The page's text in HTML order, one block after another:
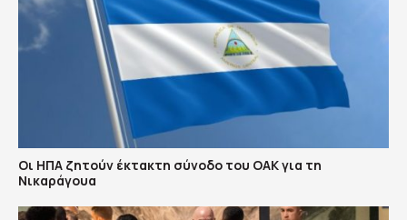
Οι ΗΠΑ ζητούν έκτακτη σύνοδο του ΟΑΚ για τη
Νικαράγουα